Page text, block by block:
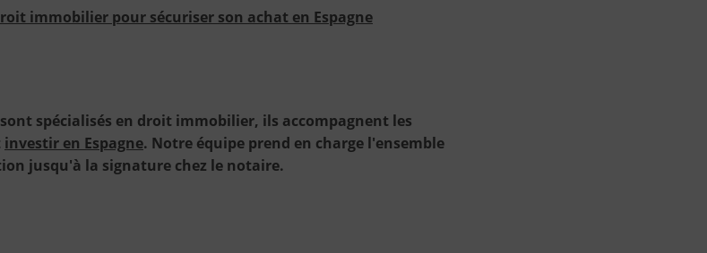
immobilier pour sécuriser son achat en Espagne
spécialisés en droit immobilier, ils accompagnent les
investir en Espagne. Notre équipe prend en charge l'ensemble
jusqu'à la signature chez le notaire.